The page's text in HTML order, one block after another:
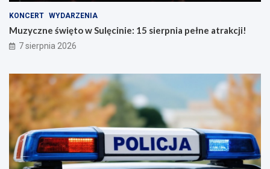
KONCERT WYDARZENIA
Muzyczne święto w Sulęcinie: 15 sierpnia pełne atrakcji!
7 sierpnia 2026